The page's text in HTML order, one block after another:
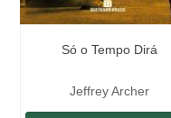
tradição, o bom autor
relevante quanto se
Só o Tempo Dirá
Jeffrey Archer